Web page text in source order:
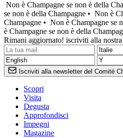
Non è Champagne se non è della
se non è della Champagne • Non è
Champagne • Non è Champagne se
è Champagne se non è della
Rimani aggiornato! iscriviti alla
Iscriviti alla newsletter del Comité
Scopri
Visita
Degusta
Approfondisci
Impegni
Magazine